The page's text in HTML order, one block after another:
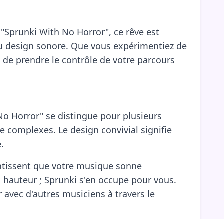
With No Horror", ce rêve est
sonore. Que vous expérimentiez de
prendre le contrôle de votre parcours
Horror" se distingue pour plusieurs
Le design convivial signifie
que votre musique sonne
; Sprunki s'en occupe pour vous.
d'autres musiciens à travers le